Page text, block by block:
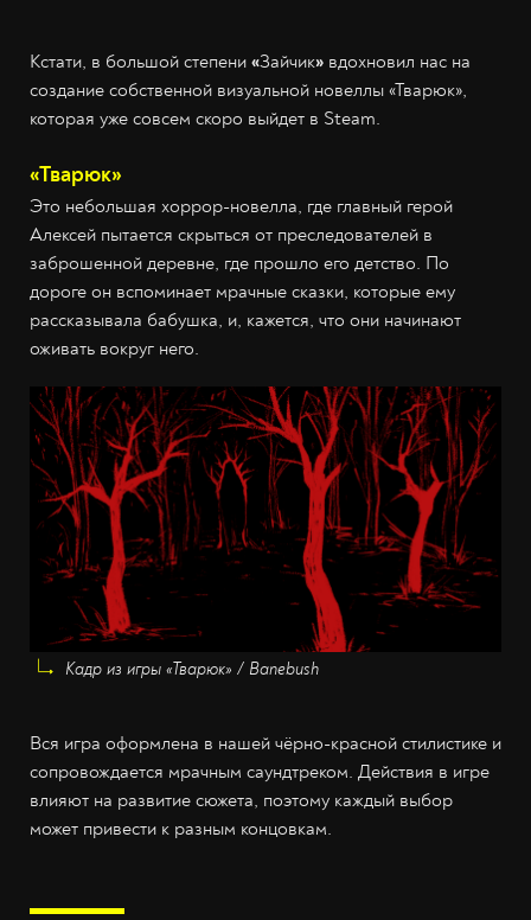
Кстати, в большой степени «Зайчик» вдохновил нас на
создание собственной визуальной новеллы «Тварюк»,
которая уже совсем скоро выйдет в Steam.
«Тварюк»
Это небольшая хоррор-новелла, где главный герой
Алексей пытается скрыться от преследователей в
заброшенной деревне, где прошло его детство. По
дороге он вспоминает мрачные сказки, которые ему
рассказывала бабушка, и, кажется, что они начинают
оживать вокруг него.
Кадр из игры «Тварюк» / Banebush
Вся игра оформлена в нашей чёрно-красной стилистике и
сопровождается мрачным саундтреком. Действия в игре
влияют на развитие сюжета, поэтому каждый выбор
может привести к разным концовкам.